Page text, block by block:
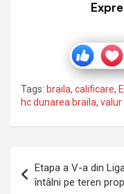
Tags: braila, calificare,
hc dunarea braila, valur
în
Etapa a V-a din
întâlni pe teren